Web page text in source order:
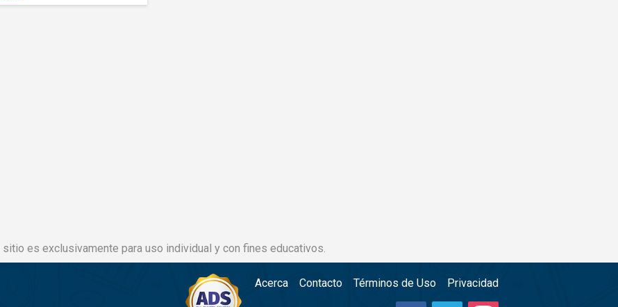
sitio es exclusivamente para uso individual y con fines educativos.
Acerca Contacto Términos de Uso Privacidad